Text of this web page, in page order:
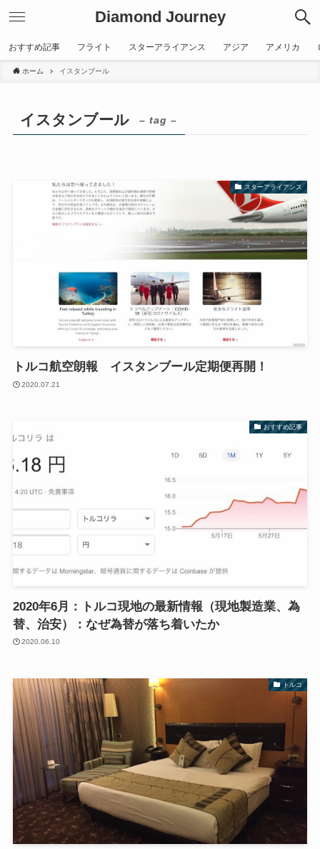
Diamond Journey
おすすめ記事 フライト スターアライアンス アジア アメリカ
ホーム イスタンブール
イスタンブール – tag –
スターアライアンス
トルコ航空朗報 イスタンブール定期便再開！
2020.07.21
おすすめ記事
2020年6月：トルコ現地の最新情報（現地製造業、為
替、治安）：なぜ為替が落ち着いたか
2020.06.10
トルコ